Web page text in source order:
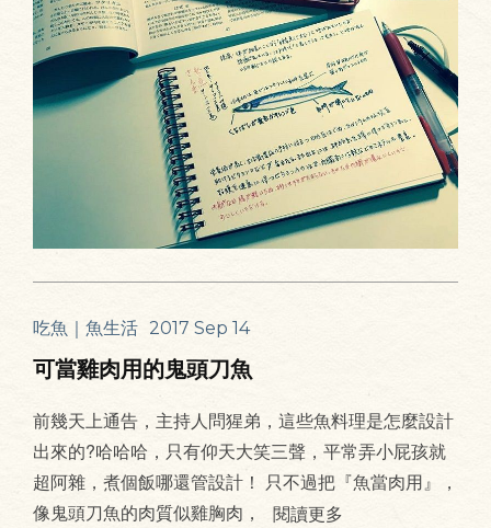
吃魚｜魚生活 2017 Sep 14
可當雞肉用的鬼頭刀魚
前幾天上通告，主持人問猩弟，這些魚料理是怎麼設計
出來的?哈哈哈，只有仰天大笑三聲，平常弄小屁孩就
超阿雜，煮個飯哪還管設計！ 只不過把『魚當肉用』，
像鬼頭刀魚的肉質似雞胸肉，
閱讀更多